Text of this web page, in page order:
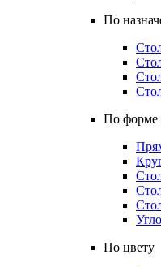
По
По форме
По цвету